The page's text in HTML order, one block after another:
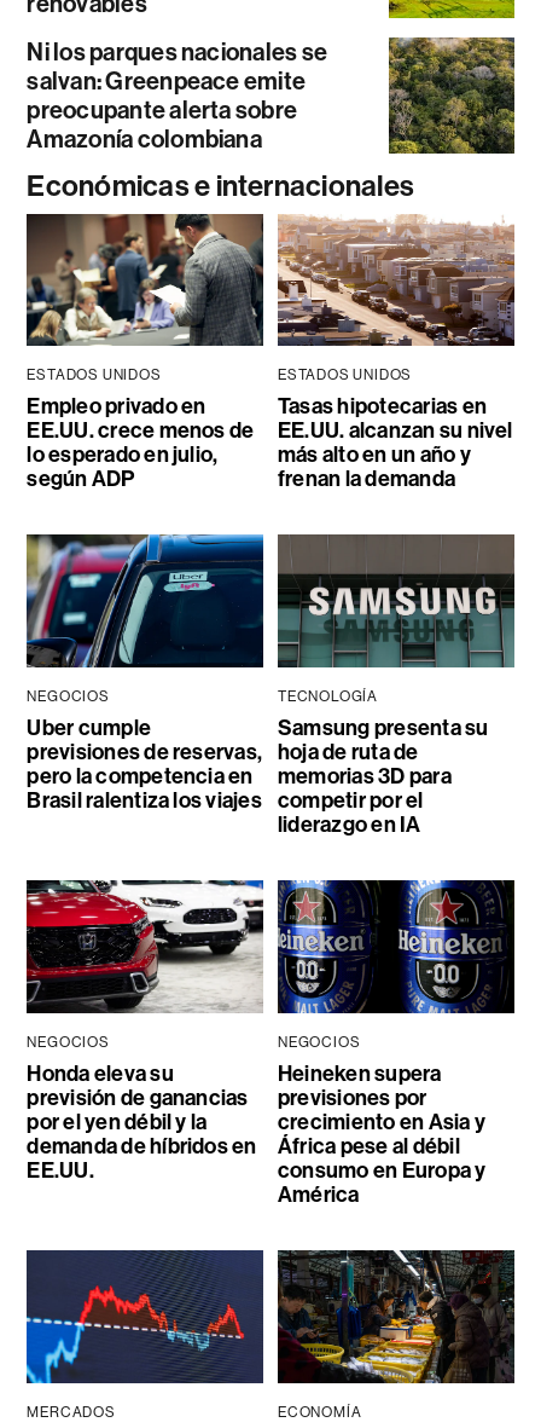
Ni los parques nacionales se
salvan: Greenpeace emite
preocupante alerta sobre
Amazonía colombiana
Económicas e internacionales
ESTADOS UNIDOS
Empleo privado en
EE.UU. crece menos de
lo esperado en julio,
según ADP
ESTADOS UNIDOS
Tasas hipotecarias en
EE.UU. alcanzan su nivel
más alto en un año y
frenan la demanda
NEGOCIOS
Uber cumple
previsiones de reservas,
pero la competencia en
Brasil ralentiza los viajes
TECNOLOGÍA
Samsung presenta su
hoja de ruta de
memorias 3D para
competir por el
liderazgo en IA
NEGOCIOS
Honda eleva su
previsión de ganancias
por el yen débil y la
demanda de híbridos en
EE.UU.
NEGOCIOS
Heineken supera
previsiones por
crecimiento en Asia y
África pese al débil
consumo en Europa y
América
MERCADOS ECONOMÍA